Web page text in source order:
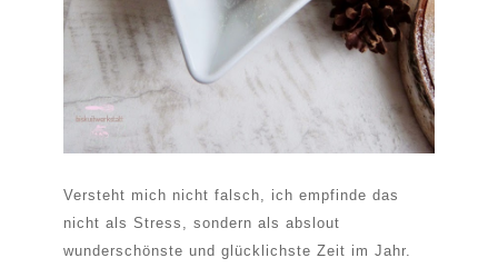
Versteht mich nicht falsch, ich empfinde das
nicht als Stress, sondern als abslout
wunderschönste und glücklichste Zeit im Jahr.